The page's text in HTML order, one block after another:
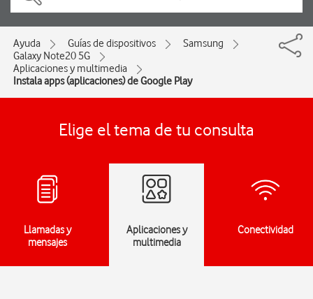
Ayuda Guías de dispositivos
Samsung
Galaxy Note20 5G
Aplicaciones y multimedia
Instala apps (aplicaciones) de Google Play
Elige el tema de tu consulta
Llamadas y
mensajes
Aplicaciones y
multimedia
Conectividad